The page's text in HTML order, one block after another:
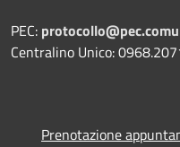
PEC:
Centralino Unico:
Prenotazione